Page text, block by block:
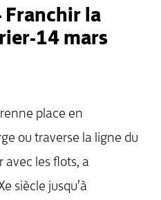
Franchir la
14 mars
place en
ou traverse la ligne du
avec les flots, a
siècle jusqu’à